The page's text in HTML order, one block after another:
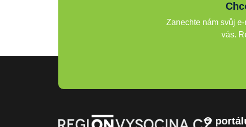
Zanechte nám svůj
vás.
O